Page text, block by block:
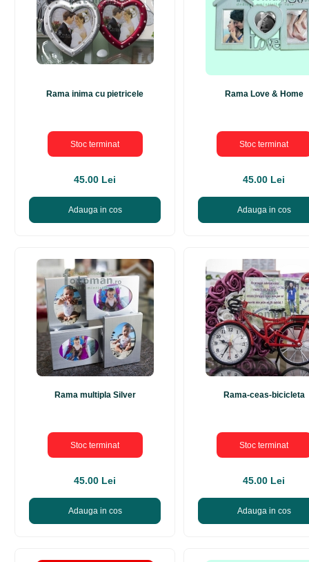
Rama inima cu pietricele
Stoc terminat
45.00 Lei
Adauga in cos
Rama Love & Home
Stoc terminat
45.00 Lei
Adauga in cos
Rama multipla Silver
Stoc terminat
45.00 Lei
Adauga in cos
Rama-ceas-bicicleta
Stoc terminat
45.00 Lei
Adauga in cos